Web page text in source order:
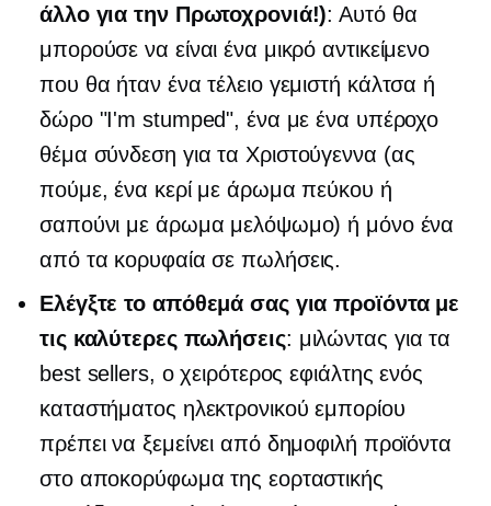
άλλο για την Πρωτοχρονιά!): Αυτό θα
μπορούσε να είναι ένα μικρό αντικείμενο
που θα ήταν ένα τέλειο γεμιστή κάλτσα ή
δώρο "I'm stumped", ένα με ένα υπέροχο
θέμα σύνδεση για τα Χριστούγεννα (ας
πούμε, ένα κερί με άρωμα πεύκου ή
σαπούνι με άρωμα μελόψωμο) ή μόνο ένα
από τα κορυφαία σε πωλήσεις.
Ελέγξτε το απόθεμά σας για προϊόντα με
τις καλύτερες πωλήσεις: μιλώντας για τα
best sellers, ο χειρότερος εφιάλτης ενός
καταστήματος ηλεκτρονικού εμπορίου
πρέπει να ξεμείνει από δημοφιλή προϊόντα
στο αποκορύφωμα της εορταστικής